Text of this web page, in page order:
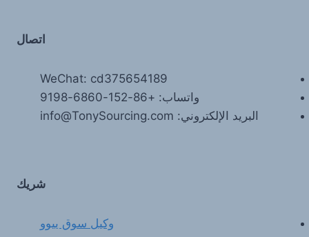
اتصال
WeChat: cd375654189
واتساب: +86-152-6860-9198
البريد الإلكتروني: info@TonySourcing.com
شريك
وكيل سوق ييوو